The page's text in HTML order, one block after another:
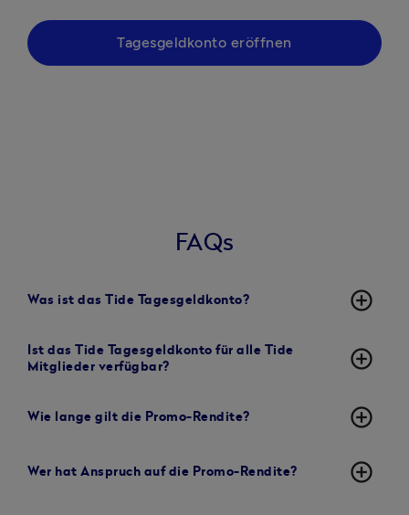
Tagesgeldkonto eröffnen
FAQs
Was ist das Tide Tagesgeldkonto? add_circle_outline
Ist das Tide Tagesgeldkonto für alle Tide
Mitglieder verfügbar?
add_circle_outline
Wie lange gilt die Promo-Rendite? add_circle_outline
Wer hat Anspruch auf die Promo-Rendite? add_circle_outline